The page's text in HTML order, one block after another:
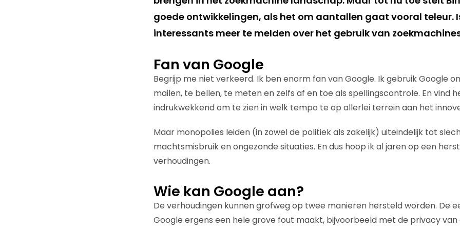
goede ontwikkelingen, als het om aantallen gaat vooral teleur.
interessants meer te melden over het gebruik van
Fan van Google
Begrijp me niet verkeerd. Ik ben enorm fan van Google. Ik gebruik Google
mailen, te bellen, te meten en zelfs af en toe als spellingscontrole. En vind
indrukwekkend om te zien in welk tempo te op allerlei terrein aan het
Maar monopolies leiden (in zowel de politiek als zakelijk) uiteindelijk tot
machtsmisbruik en ongezonde situaties. En dus hoop ik al jaren op een
verhoudingen.
Wie kan Google aan?
De verhoudingen kunnen grofweg op twee manieren hersteld worden. De
Google ergens een hele grove fout maakt, bijvoorbeeld met de privacy van